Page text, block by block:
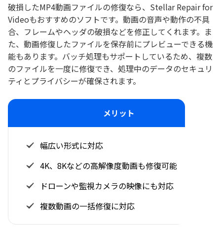
破損したMP4動画ファイルの修復なら、Stellar Repair for
Videoもおすすめのソフトです。動画の音声や動作の不具
合、フレームやヘッダの破損などを修正してくれます。ま
た、動画修復したファイルを保存前にプレビューできる機
能もあります。バッチ処理もサポートしているため、複数
のファイルを一度に修復でき、処理中のデータのセキュリ
ティとプライバシーが確保されます。
メリット
幅広い形式に対応
4K、8Kなどの高解像度動画も修復可能
ドローンや監視カメラの映像にも対応
複数動画の一括修復に対応